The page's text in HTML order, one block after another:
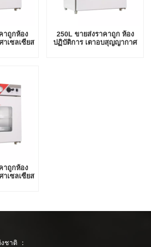
าถูกห้อง
าเซลเซียส
250L ขายส่งราคาถูก ห้อง
ปฏิบัติการ เตาอบสุญญากาศ
าถูกห้อง
าเซลเซียส
ชาติ ：